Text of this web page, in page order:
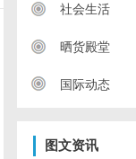
社会生活
晒货殿堂
国际动态
图文资讯